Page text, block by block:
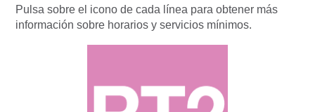
Pulsa sobre el icono de cada línea para obtener más
información sobre horarios y servicios mínimos.